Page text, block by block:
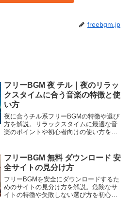
freebgm.jp
フリーBGM 夜 チル｜夜のリラッ
クスタイムに合う音楽の特徴と使
い方
夜に合うチル系フリーBGMの特徴や選び
方を解説。リラックスタイムに最適な音
楽のポイントや初心者向けの使い方をま
フリーBGM 無料 ダウンロード 安
全サイトの見分け方
フリーBGMを安全にダウンロードするた
めのサイトの見分け方を解説。危険なサ
イトの特徴や失敗しない選び方を初心者